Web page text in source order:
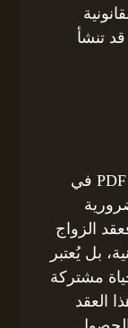
تنشأ
تكمن أهمية نموذج وثيقة عقد زواج PDF في
الزواج
بل يُعتبر
مشتركة
العقد